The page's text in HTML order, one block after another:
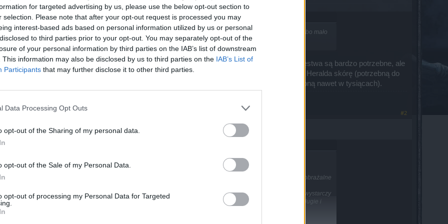
for targeted advertising by us, please use the below opt-out section to
selection. Please note that after your opt-out request is processed you may
interest-based ads based on personal information utilized by us or personal
to third parties prior to your opt-out. You may separately opt-out of the
of your personal information by third parties on the IAB’s list of downstream
This information may also be disclosed by us to third parties on the IAB’s List of
Participants that may further disclose it to other third parties.
Data Processing Opt Outs
opt-out of the Sharing of my personal data.
opt-out of the Sale of my Personal Data.
opt-out of processing my Personal Data for Targeted
Opcja mogłaby nawet korzystać z "kluczy męstwa", których każdy ma pełno i prawie nikt z nich nie korzysta, bo mało
sprawdzić, czy stan faktyczny odpowiada Twoim wyobrażeniom. Otóż klucze męstwa są bardzo potrzebne, ale
że z bossów skalowanych dropisz składniki na wyższe królewskie kamienie, dropisz z Heralda skórę (potrzebną do
evencie. Zwłaszcza wydropienie skóry może kosztować niewyobrażalną liczbę kluczy (liczoną nawet w tysiącach).
#2
przysłużyć się jakiejś zmianie i jest to mój pierwszy pomysł na tym forum, jednak spróbuję
zmian, wiele osób będzie potrzebowała lwią ilość różnych rdzeni, a "dropienie" ich może kosztować niewyobrażalne
nie mogący sobie pozwolić na wysokie poziomy trudności zdobywają ich znacznie mniej w stosunku do ilości
rdzeni, które u mnie powodują największy problem są RDZENIE MATERII. Otóż, aby zdobyć te "bestie" nie wystarczy
map, lecz trzeba jeszcze na każdą rundę zaliczyć dwie dodatkowe mapy, które nie rzadko bywają bardzo długie i
lecz stanowi to pewną niedogodność. Wyżej wymienione rdzenie są jednymi z najbardziej potrzebnych i
np. do ziemskich, gdzie już średnio zaawansowany gracz nie ma w swoim EQ więcej niż jeden przedmiot